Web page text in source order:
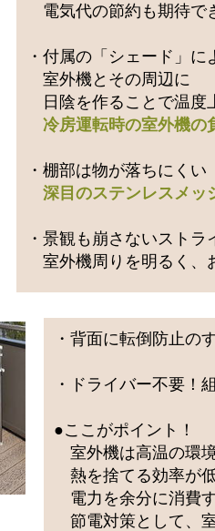
電気代の節約も期待で
・付属の「シェード」に
室外機とその周辺に
日陰を作ることで温度
冷房運転時の室外機の
・棚部は物が落ちにくい
深目のステンレスメッ
・景観も崩さないストラ
室外機周りを明るく、
・背面に転倒防止の
・ドライバー不要！
●ここがポイント！
室外機は高温の環
熱を捨てる効率が
電力を余分に消費
節電対策として、